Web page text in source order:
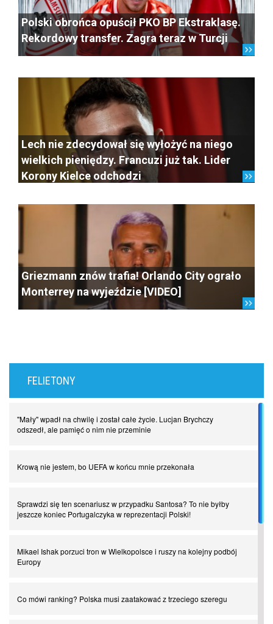
Polski obrońca opuścił PKO BP Ekstraklasę.
Rekordowy transfer. Zagra teraz w Turcji
Lech nie zdecydował się wyłożyć na niego
wielkich pieniędzy. Francuzi już tak. Lider
Korony Kielce odchodzi
Griezmann znów trafia! Orlando City ograło
Monterrey na wyjeździe [VIDEO]
FELIETONY
"Mały" wpadł na chwilę i został całe życie. Lucjan Brychczy
odszedł, ale pamięć o nim nie przeminie
Krową nie jestem, bo UEFA w końcu mnie przekonała
Sprawdzi się ten scenariusz w przypadku Santosa? To nie byłby
jeszcze koniec Portugalczyka w reprezentacji Polski!
Mikael Ishak porzuci tron w Wielkopolsce i ruszy na kolejny podbój
Europy
Co mówi ranking? Polska musi zaatakować z trzeciego szeregu